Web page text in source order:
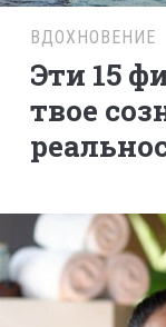
ВДОХНОВЕНИЕ
Эти 15
твое